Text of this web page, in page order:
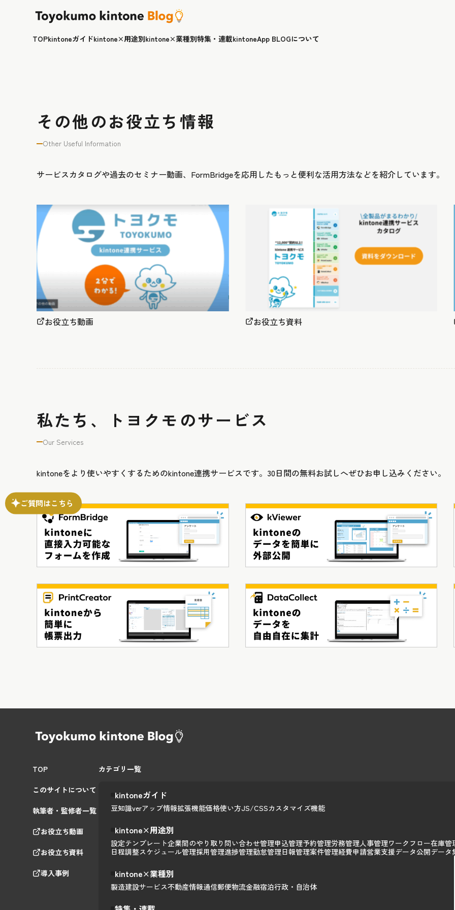
TOPkintoneガイドkintone×用途別kintone×業種別特集・連載kintoneApp BLOGについて
その他のお役立ち情報
Other Useful Information
サービスカタログや過去のセミナー動画、FormBridgeを応用したもっと便利な活用方法などを紹介しています。
お役立ち動画 お役立ち資料
私たち、トヨクモのサービス
Our Services
kintoneをより使いやすくするためのkintone連携サービスです。30日間の無料お試しへぜひお申し込みください。
TOP
このサイトについて
執筆者・監修者一覧
お役立ち動画
お役立ち資料
導入事例
カテゴリ一覧
kintoneガイド
豆知識verアップ情報拡張機能価格使い方JS/CSSカスタマイズ機能
kintone×用途別
設定テンプレート企業間のやり取り 問い合わせ管理申込管理予約管理労務管理人事管理ワークフロー在庫管
日程調整スケジュール管理採用管理進捗管理勤怠管理日報管理案件管理経費申請営業支援データ公開データ
kintone×業種別
製造建設サービス不動産情報通信郵便物流金融宿泊行政・自治体
ご質問はこちら